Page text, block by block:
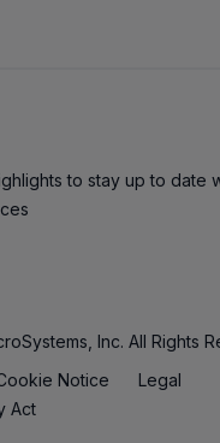
to stay up to date
Inc. All Rights
Notice
Legal
Act